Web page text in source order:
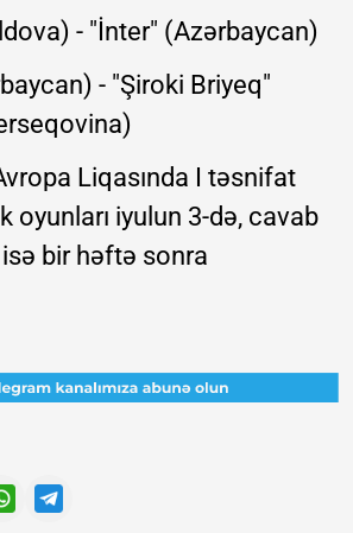
- "İnter" (Azərbaycan)
- "Şiroki Briyeq"
Liqasında I təsnifat
oyunları iyulun 3-də, cavab
isə bir həftə sonra